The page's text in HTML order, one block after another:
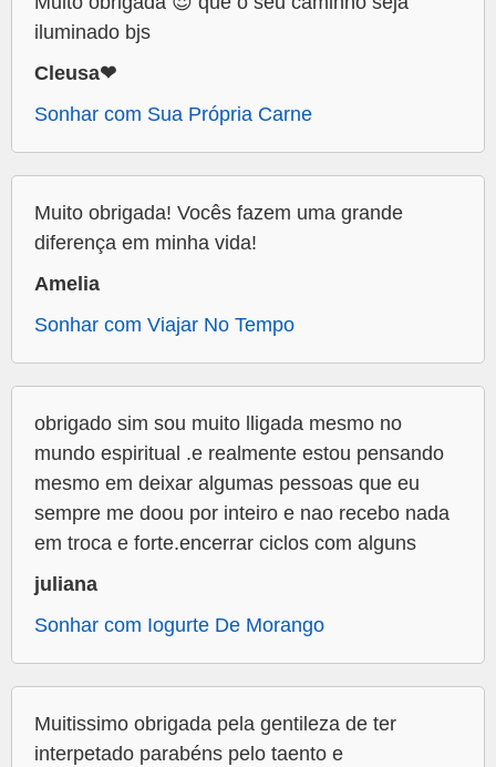
iluminado bjs
Cleusa❤
Sonhar com Sua Própria Carne
Muito obrigada! Vocês fazem uma grande
diferença em minha vida!
Amelia
Sonhar com Viajar No Tempo
obrigado sim sou muito lligada mesmo no
mundo espiritual .e realmente estou pensando
mesmo em deixar algumas pessoas que eu
sempre me doou por inteiro e nao recebo nada
em troca e forte.encerrar ciclos com alguns
juliana
Sonhar com Iogurte De Morango
Muitissimo obrigada pela gentileza de ter
interpetado parabéns pelo taento e